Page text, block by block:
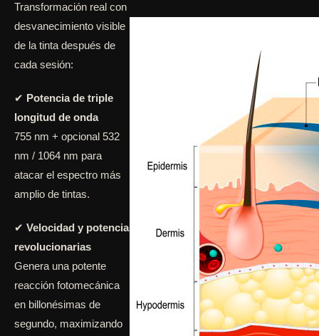
Transformación real con
desvanecimiento visible
de la tinta después de
cada sesión:
✔ Potencia de triple
longitud de onda
755 nm + opcional 532
nm / 1064 nm para
atacar el espectro más
amplio de tintas.
✔ Velocidad y potencia
revolucionarias
Genera una potente
reacción fotomecánica
en billonésimas de
segundo, maximizando